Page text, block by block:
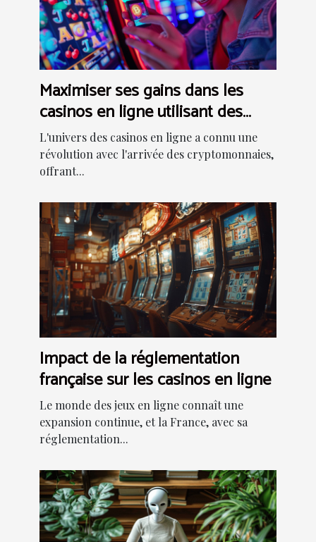
Maximiser ses gains dans les
casinos en ligne utilisant des
cryptomonnaies
L'univers des casinos en ligne a connu une
révolution avec l'arrivée des cryptomonnaies,
offrant...
Impact de la réglementation
française sur les casinos en ligne
Le monde des jeux en ligne connaît une
expansion continue, et la France, avec sa
réglementation...